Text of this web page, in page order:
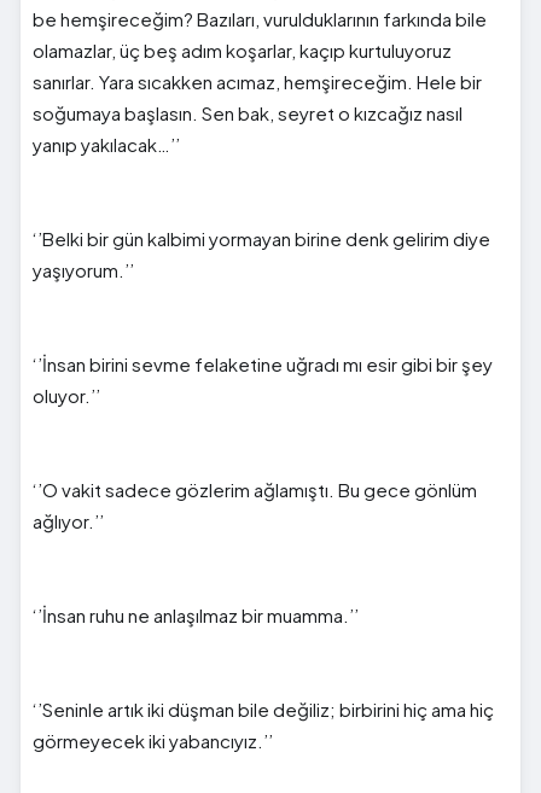
be hemşireceğim? Bazıları, vurulduklarının farkında bile
olamazlar, üç beş adım koşarlar, kaçıp kurtuluyoruz
sanırlar. Yara sıcakken acımaz, hemşireceğim . Hele bir
soğumaya başlasın. Sen bak, seyret o kızcağız nasıl
yanıp yakılacak…’’
‘’Belki bir gün kalbimi yormayan birine denk gelirim diye
yaşıyorum.’’
‘’İnsan birini sevme felaketine uğradı mı esir gibi bir şey
oluyor.’’
‘’O vakit sadece gözlerim ağlamıştı. Bu gece gönlüm
ağlıyor.’’
‘’İnsan ruhu ne anlaşılmaz bir muamma.’’
‘’Seninle artık iki düşman bile değiliz; birbirini hiç ama hiç
görmeyecek iki yabancıyız.’’